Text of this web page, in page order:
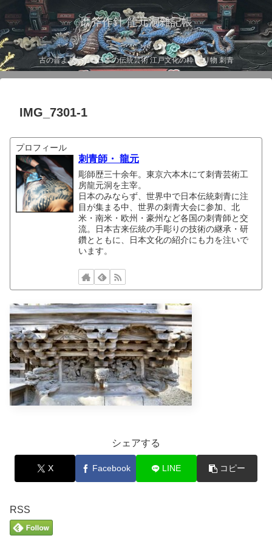
磨斧作針 龍元洞雑記帳
古の昔より伝わる日本の伝統芸術 江戸文化の粋 彫り物 刺青
IMG_7301-1
プロフィール
刺青師・ 龍元
彫師歴三十余年。東京六本木にて刺青芸術工
房龍元洞を主宰。
日本のみならず、世界中で日本伝統刺青に注
目が集まる中、世界の刺青大会に参加、北
米・南米・欧州・豪州など各国の刺青師と交
流。日本古来伝統の手彫りの技術の継承・研
鑽とともに、日本文化の紹介にも力を注いで
います。
シェアする
X Facebook LINE コピー
RSS